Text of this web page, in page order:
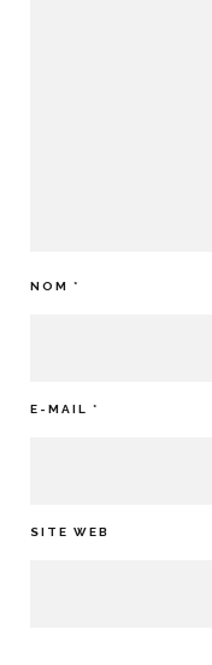
NOM *
E-MAIL *
SITE WEB